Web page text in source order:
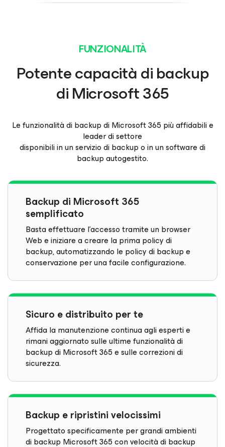
FUNZIONALITÀ
Potente capacità di backup
di Microsoft 365
Le funzionalità di backup di Microsoft 365 più affidabili e
leader di settore
disponibili in un servizio di backup o in un software di
backup autogestito.
Backup di Microsoft 365
semplificato
Basta effettuare l'accesso tramite un browser
Web e iniziare a creare la prima policy di
backup, automatizzando le policy di backup e
conservazione per una facile configurazione.
Sicuro e distribuito per te
Affida la manutenzione continua agli esperti e
rimani aggiornato sulle ultime funzionalità di
backup di Microsoft 365 e sulle correzioni di
sicurezza.
Backup e ripristini velocissimi
Progettato specificamente per grandi ambienti
di backup Microsoft 365 con velocità di backup